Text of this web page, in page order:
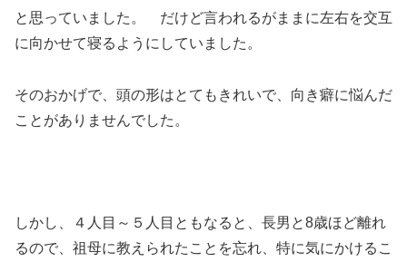
と思っていました。 だけど言われるがままに左右を交互
に向かせて寝るようにしていました。
そのおかげで、頭の形はとてもきれいで、向き癖に悩んだ
ことがありませんでした。
しかし、４人目～５人目ともなると、長男と8歳ほど離れ
るので、祖母に教えられたことを忘れ、特に気にかけるこ